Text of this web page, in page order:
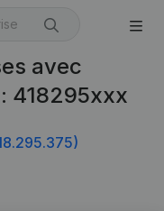
avec
418295xxx